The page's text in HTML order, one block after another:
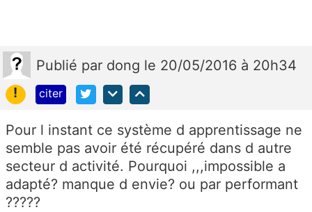
Publié par dong le 20/05/2016 à 20h34
!
citer
Pour l instant ce système d apprentissage ne
semble pas avoir été récupéré dans d autre
secteur d activité. Pourquoi ,,,impossible a
adapté? manque d envie? ou par performant
?????